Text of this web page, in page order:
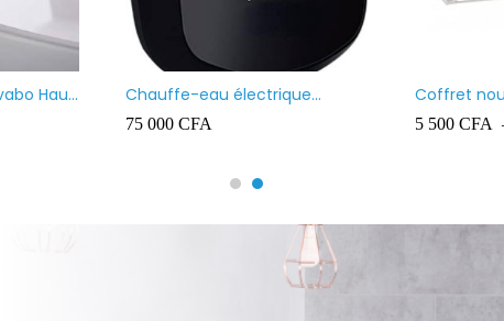
Siobati 14×18 100
– High Quality
REGARD 40X40